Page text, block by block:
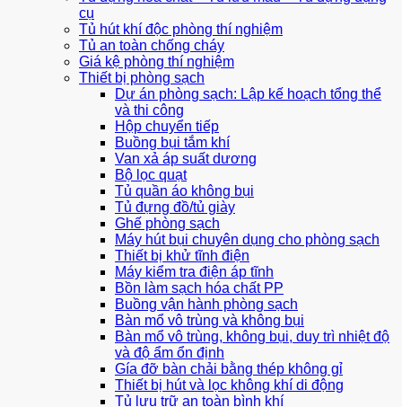
cụ
Tủ hút khí độc phòng thí nghiệm
Tủ an toàn chống cháy
Giá kệ phòng thí nghiệm
Thiết bị phòng sạch
Dự án phòng sạch: Lập kế hoạch tổng thể
và thi công
Hộp chuyển tiếp
Buồng bụi tắm khí
Van xả áp suất dương
Bộ lọc quạt
Tủ quần áo không bụi
Tủ đựng đồ/tủ giày
Ghế phòng sạch
Máy hút bụi chuyên dụng cho phòng sạch
Thiết bị khử tĩnh điện
Máy kiểm tra điện áp tĩnh
Bồn làm sạch hóa chất PP
Buồng vận hành phòng sạch
Bàn mổ vô trùng và không bụi
Bàn mổ vô trùng, không bụi, duy trì nhiệt độ
và độ ẩm ổn định
Gía đỡ bàn chải bằng thép không gỉ
Thiết bị hút và lọc không khí di động
Tủ lưu trữ an toàn bình khí